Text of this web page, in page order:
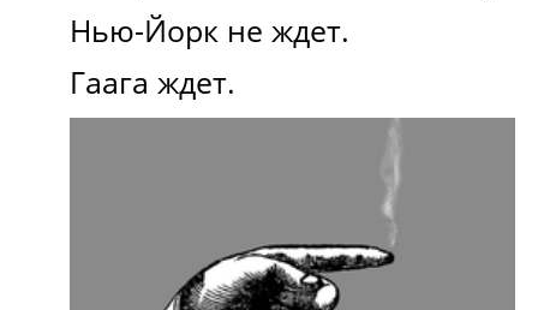
Нью-Йорк не ждет.
Гаага ждет.